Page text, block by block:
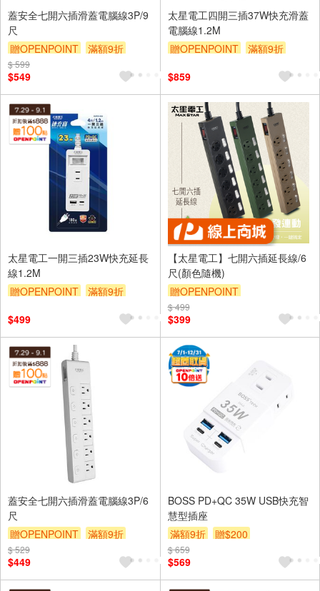
蓋安全七開六插滑蓋電腦線3P/9
尺
贈OPENPOINT
滿額9折
贈$200
$ 599
$549
太星電工四開三插37W快充滑蓋
電腦線1.2M
贈OPENPOINT
滿額9折
$859
太星電工一開三插23W快充延長
線1.2M
贈OPENPOINT
滿額9折
$499
【太星電工】七開六插延長線/6
尺(顏色隨機)
贈OPENPOINT
$ 499
$399
蓋安全七開六插滑蓋電腦線3P/6
尺
贈OPENPOINT
滿額9折
贈$200
$ 529
$449
BOSS PD+QC 35W USB快充智
慧型插座
滿額9折
贈$200
$ 659
$569